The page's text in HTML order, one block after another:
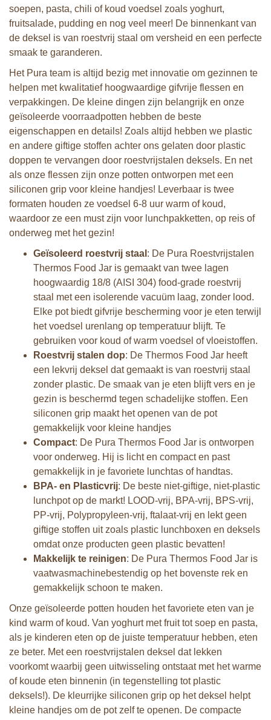
soepen, pasta, chili of koud voedsel zoals yoghurt,
fruitsalade, pudding en nog veel meer! De binnenkant van
de deksel is van roestvrij staal om versheid en een perfecte
smaak te garanderen.
Het Pura team is altijd bezig met innovatie om gezinnen te
helpen met kwalitatief hoogwaardige gifvrije flessen en
verpakkingen. De kleine dingen zijn belangrijk en onze
geïsoleerde voorraadpotten hebben de beste
eigenschappen en details! Zoals altijd hebben we plastic
en andere giftige stoffen achter ons gelaten door plastic
doppen te vervangen door roestvrijstalen deksels. En net
als onze flessen zijn onze potten ontworpen met een
siliconen grip voor kleine handjes! Leverbaar is twee
formaten houden ze voedsel 6-8 uur warm of koud,
waardoor ze een must zijn voor lunchpakketten, op reis of
onderweg met het gezin!
Geïsoleerd roestvrij staal : De Pura Roestvrijstalen
Thermos Food Jar is gemaakt van twee lagen
hoogwaardig 18/8 (AISI 304) food-grade roestvrij
staal met een isolerende vacuüm laag, zonder lood.
Elke pot biedt gifvrije bescherming voor je eten terwijl
het voedsel urenlang op temperatuur blijft. Te
gebruiken voor koud of warm voedsel of vloeistoffen.
Roestvrij stalen dop: De Thermos Food Jar heeft
een lekvrij deksel dat gemaakt is van roestvrij staal
zonder plastic. De smaak van je eten blijft vers en je
gezin is beschermd tegen schadelijke stoffen. Een
siliconen grip maakt het openen van de pot
gemakkelijk voor kleine handjes
Compact: De Pura Thermos Food Jar is ontworpen
voor onderweg. Hij is licht en compact en past
gemakkelijk in je favoriete lunchtas of handtas.
BPA- en Plasticvrij: De beste niet-giftige, niet-plastic
lunchpot op de markt! LOOD-vrij, BPA-vrij, BPS-vrij,
PP-vrij, Polypropyleen-vrij, ftalaat-vrij en lekt geen
giftige stoffen uit zoals plastic lunchboxen en deksels
omdat onze producten geen plastic bevatten!
Makkelijk te reinigen: De Pura Thermos Food Jar is
vaatwasmachinebestendig op het bovenste rek en
gemakkelijk schoon te maken.
Onze geïsoleerde potten houden het favoriete eten van je
kind warm of koud. Van yoghurt met fruit tot soep en pasta,
als je kinderen eten op de juiste temperatuur hebben, eten
ze beter. Met een roestvrijstalen deksel dat lekken
voorkomt waarbij geen uitwisseling ontstaat met het warme
of koude eten binnenin (in tegenstelling tot plastic
deksels!). De kleurrijke siliconen grip op het deksel helpt
kleine handjes om de pot zelf te openen. De compacte